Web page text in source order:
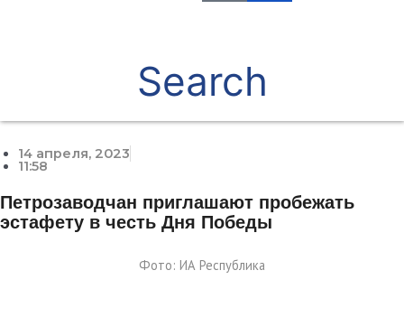
Search
14 апреля, 2023
11:58
Петрозаводчан приглашают пробежать
эстафету в честь Дня Победы
Фото: ИА Республика